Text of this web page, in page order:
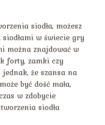
siodła, możesz
w świecie gry
można znajdować w
forty, zamki czy
że szansa na
być dość mała,
w zdobycie
siodła